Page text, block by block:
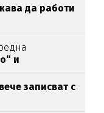
да работи
и
записват с